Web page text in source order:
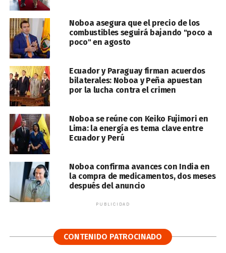
Noboa asegura que el precio de los
combustibles seguirá bajando "poco a
poco" en agosto
Ecuador y Paraguay firman acuerdos
bilaterales: Noboa y Peña apuestan
por la lucha contra el crimen
Noboa se reúne con Keiko Fujimori en
Lima: la energía es tema clave entre
Ecuador y Perú
Noboa confirma avances con India en
la compra de medicamentos, dos meses
después del anuncio
PUBLICIDAD
CONTENIDO PATROCINADO